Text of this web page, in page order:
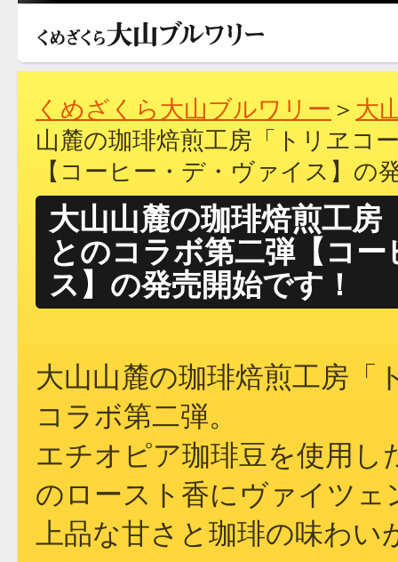
くめざくら大山ブルワリー ＞ 大
山麓の珈琲焙煎工房「トリヱコ
【コーヒー・デ・ヴァイス】の
大山山麓の珈琲焙煎工房
とのコラボ第二弾【コ
ス】の発売開始です！
大山山麓の珈琲焙煎工房「
コラボ第二弾。
エチオピア珈琲豆を使用し
のロースト香にヴァイツ
上品な甘さと珈琲の味わ